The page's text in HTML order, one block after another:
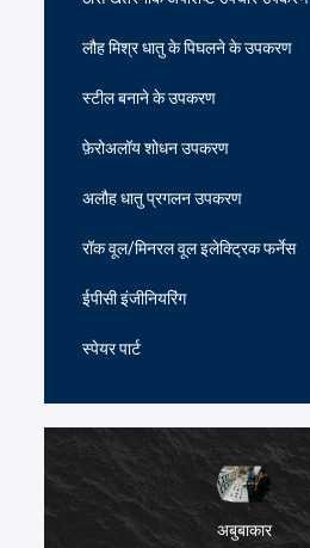
लौह मिश्र धातु के पिघलने के उपकरण
स्टील बनाने के उपकरण
फ़ेरोअलॉय शोधन उपकरण
अलौह धातु प्रगलन उपकरण
रॉक वूल/मिनरल वूल इलेक्ट्रिक फर्नेस
ईपीसी इंजीनियरिंग
स्पेयर पार्ट
अबुबाकार